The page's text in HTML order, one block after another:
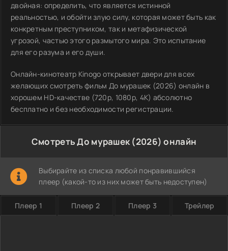
двойная: определить, что является истинной
реальностью, и обойти злую силу, которая может быть как
конкретным преступником, так и метафизической
угрозой, частью этого размытого мира. Это испытание
для его разума и его души.
Онлайн-кинотеатр Kinogo открывает двери для всех
желающих смотреть фильм До мурашек (2026) онлайн в
хорошем HD-качестве (720p, 1080p, 4K) абсолютно
бесплатно и без необходимости регистрации.
Смотреть До мурашек (2026) онлайн
Выбирайте из списка любой понравившийся
плеер (какой-то из них может быть недоступен)
Плеер 1 Плеер 2 Плеер 3 Трейлер